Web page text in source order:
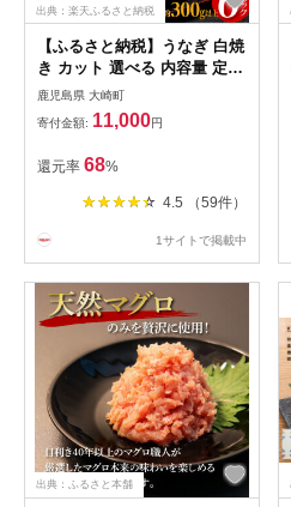
出典：楽天ふるさと納税
【ふるさと納税】うなぎ 白焼
き カット 選べる 内容量 定期
便 300g ~ 600g | ふるさと納
税 うなぎ ウナギ 鰻 高級 国
産 カット 白焼き 白焼 しらや
き 鹿児島 大隅 大崎町 ふるさ
と 人気 送料無料
鹿児島県 大崎町
寄付金額: 11,000円
還元率 68%
4.5 （59件）
1サイトで掲載中
出典：ふるさと本舗